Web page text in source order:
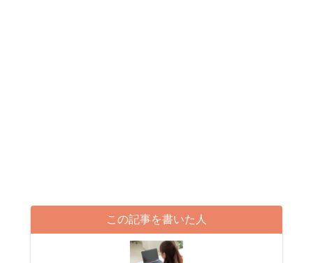
この記事を書いた人